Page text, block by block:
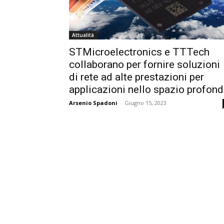
Attualità
STMicroelectronics e TTTech
collaborano per fornire soluzioni
di rete ad alte prestazioni per
applicazioni nello spazio
Arsenio Spadoni - Giugno 15, 2023